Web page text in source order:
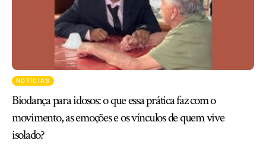
NOTÍCIAS
Biodança para idosos: o que essa prática faz com o
movimento, as emoções e os vínculos de quem vive
isolado?